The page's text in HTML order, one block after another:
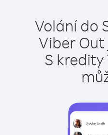
Volání do
Viber
S